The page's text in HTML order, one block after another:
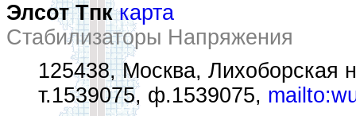
Элсот Тпк карта
Стабилизаторы Напряжения
125438, Москва, Лихоборская
т.1539075, ф.1539075,